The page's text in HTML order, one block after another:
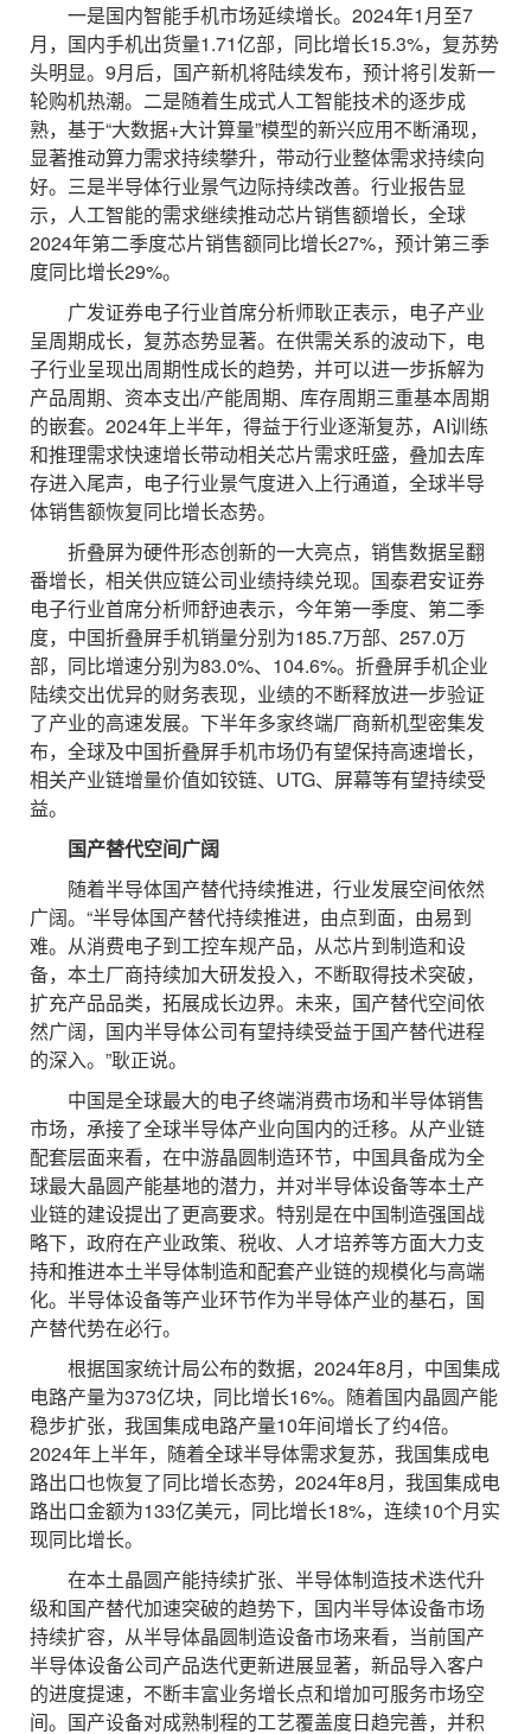
一是国内智能手机市场延续增长。2024年1月至7
月，国内手机出货量1.71亿部，同比增长15.3%，复苏势
头明显。9月后，国产新机将陆续发布，预计将引发新一
轮购机热潮。二是随着生成式人工智能技术的逐步成
熟，基于“大数据+大计算量”模型的新兴应用不断涌现，
显著推动算力需求持续攀升，带动行业整体需求持续向
好。三是半导体行业景气边际持续改善。行业报告显
示，人工智能的需求继续推动芯片销售额增长，全球
2024年第二季度芯片销售额同比增长27%，预计第三季
度同比增长29%。
广发证券电子行业首席分析师耿正表示，电子产业
呈周期成长，复苏态势显著。在供需关系的波动下，电
子行业呈现出周期性成长的趋势，并可以进一步拆解为
产品周期、资本支出/产能周期、库存周期三重基本周期
的嵌套。2024年上半年，得益于行业逐渐复苏，AI训练
和推理需求快速增长带动相关芯片需求旺盛，叠加去库
存进入尾声，电子行业景气度进入上行通道，全球半导
体销售额恢复同比增长态势。
折叠屏为硬件形态创新的一大亮点，销售数据呈翻
番增长，相关供应链公司业绩持续兑现。国泰君安证券
电子行业首席分析师舒迪表示，今年第一季度、第二季
度，中国折叠屏手机销量分别为185.7万部、257.0万
部，同比增速分别为83.0%、104.6%。折叠屏手机企业
陆续交出优异的财务表现，业绩的不断释放进一步验证
了产业的高速发展。下半年多家终端厂商新机型密集发
布，全球及中国折叠屏手机市场仍有望保持高速增长，
相关产业链增量价值如铰链、UTG、屏幕等有望持续受
益。
国产替代空间广阔
随着半导体国产替代持续推进，行业发展空间依然
广阔。“半导体国产替代持续推进，由点到面，由易到
难。从消费电子到工控车规产品，从芯片到制造和设
备，本土厂商持续加大研发投入，不断取得技术突破，
扩充产品品类，拓展成长边界。未来，国产替代空间依
然广阔，国内半导体公司有望持续受益于国产替代进程
的深入。”耿正说。
中国是全球最大的电子终端消费市场和半导体销售
市场，承接了全球半导体产业向国内的迁移。从产业链
配套层面来看，在中游晶圆制造环节，中国具备成为全
球最大晶圆产能基地的潜力，并对半导体设备等本土产
业链的建设提出了更高要求。特别是在中国制造强国战
略下，政府在产业政策、税收、人才培养等方面大力支
持和推进本土半导体制造和配套产业链的规模化与高端
化。半导体设备等产业环节作为半导体产业的基石，国
产替代势在必行。
根据国家统计局公布的数据，2024年8月，中国集成
电路产量为373亿块，同比增长16%。随着国内晶圆产能
稳步扩张，我国集成电路产量10年间增长了约4倍。
2024年上半年，随着全球半导体需求复苏，我国集成电
路出口也恢复了同比增长态势，2024年8月，我国集成电
路出口金额为133亿美元，同比增长18%，连续10个月实
现同比增长。
在本土晶圆产能持续扩张、半导体制造技术迭代升
级和国产替代加速突破的趋势下，国内半导体设备市场
持续扩容，从半导体晶圆制造设备市场来看，当前国产
半导体设备公司产品迭代更新进展显著，新品导入客户
的进度提速，不断丰富业务增长点和增加可服务市场空
间。国产设备对成熟制程的工艺覆盖度日趋完善，并积